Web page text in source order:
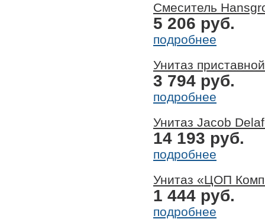
Смеситель
5 206 руб.
подробнее
Унитаз
3 794 руб.
подробнее
Унитаз Jacob
14 193 руб.
подробнее
Унитаз «ЦОП
1 444 руб.
подробнее